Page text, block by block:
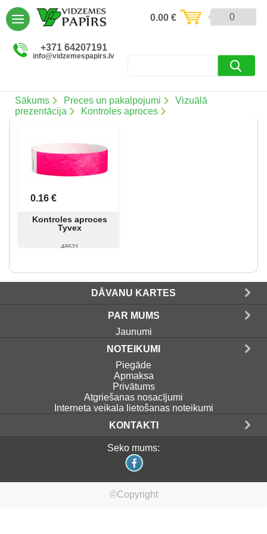
+371 64207191
info@vidzemespapirs.lv
0
0.00€
Sākums Preces un pakalpojumi
Vizuālā
prezentācija
Kontroles aproces
0.16 €
Kontroles aproces
Tyvex
48521
DĀVANU KARTES
PAR MUMS
Jaunumi
NOTEIKUMI
Piegāde
Apmaksa
Privātums
Atgriešanas nosacījumi
Interneta veikala lietošanas noteikumi
KONTAKTI
Seko mums:
©Copyright
AIZVĒRT
Atlaides (12)
Ielogoties
Reģistrēties